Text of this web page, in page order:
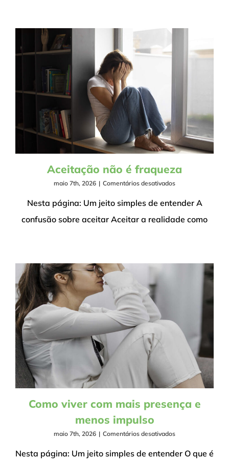
Aceitação não é fraqueza
maio 7th, 2026 | Comentários desativadosem
não
fraqueza
Nesta página: Um jeito simples de entender A
confusão sobre aceitar Aceitar a realidade como
Como viver com mais presença e
menos impulso
maio 7th, 2026 | Comentários desativadosem
viver
Nesta página: Um jeito simples de entender O que é